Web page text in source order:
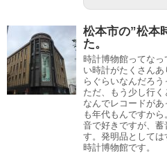
松本市の”松本
た。
時計博物館ってな
い時計がたくさんあ
らぐらいなんだろう
ただ、もう少し行く
なんでレコードが
も年代もんですか
音で好きですが、
す。発明品としては
時計博物館です。